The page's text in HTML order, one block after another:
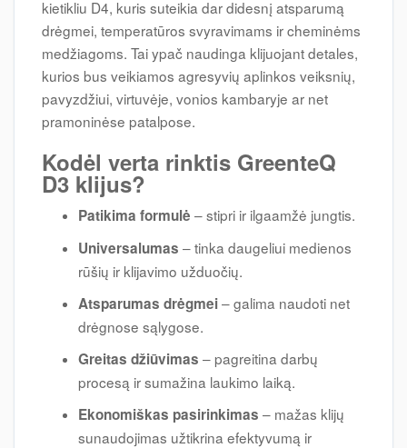
kietikliu D4, kuris suteikia dar didesnį atsparumą
drėgmei, temperatūros svyravimams ir cheminėms
medžiagoms. Tai ypač naudinga klijuojant detales,
kurios bus veikiamos agresyvių aplinkos veiksnių,
pavyzdžiui, virtuvėje, vonios kambaryje ar net
pramoninėse patalpose.
Kodėl verta rinktis GreenteQ
D3 klijus?
Patikima formulė – stipri ir ilgaamžė jungtis.
Universalumas – tinka daugeliui medienos
rūšių ir klijavimo užduočių.
Atsparumas drėgmei– galima naudoti net
drėgnose sąlygose.
Greitas džiūvimas – pagreitina darbų
procesą ir sumažina laukimo laiką.
Ekonomiškas pasirinkimas – mažas klijų
sunaudojimas užtikrina efektyvumą ir